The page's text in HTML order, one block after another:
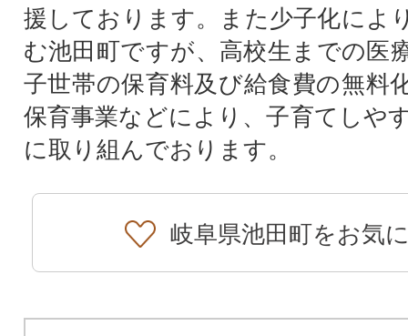
援しております。また少子化によ
む池田町ですが、高校生までの医
子世帯の保育料及び給食費の無料
保育事業などにより、子育てしや
に取り組んでおります。
岐阜県池田町をお気